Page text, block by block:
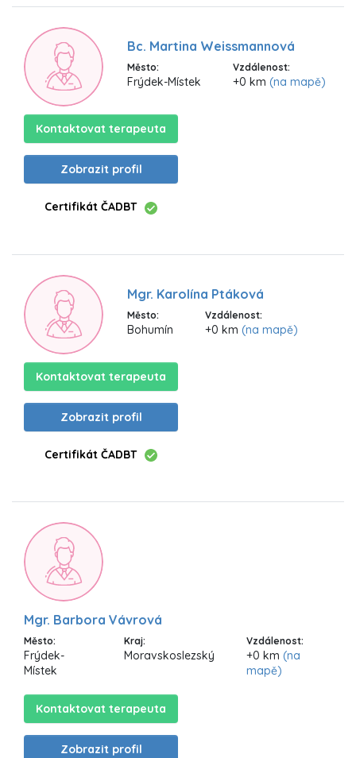
Bc. Martina Weissmannová
Město:
Frýdek-Místek
Vzdálenost:
+0 km (na mapě)
Kontaktovat terapeuta
Zobrazit profil
Certifikát ČADBT
Mgr. Karolína Ptáková
Město:
Bohumín
Vzdálenost:
+0 km (na mapě)
Kontaktovat terapeuta
Zobrazit profil
Certifikát ČADBT
Mgr. Barbora Vávrová
Město:
Frýdek-
Místek
Kraj:
Moravskoslezský
Vzdálenost:
+0 km (na
mapě)
Kontaktovat terapeuta
Zobrazit profil